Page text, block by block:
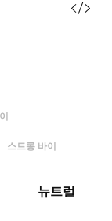
스트롱 바이
뉴트럴